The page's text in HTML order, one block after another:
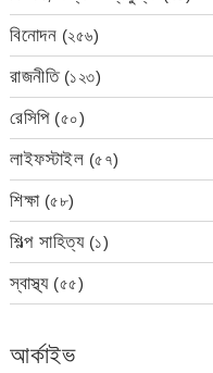
বিনোদন (২৫৬)
রাজনীতি(১২৩)
রেসিপি(৫০)
লাইফস্টাইল (৫৭)
শিক্ষা(৫৮)
শিল্প সাহিত্য(১)
স্বাস্থ্য(৫৫)
আর্কাইভ